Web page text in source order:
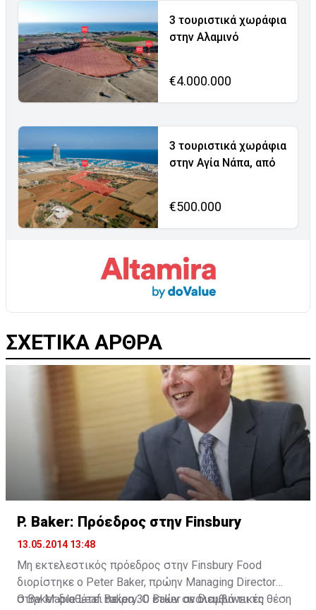
3 τουριστικά χωράφια
στην Αλαμινό
€4.000.000
3 τουριστικά χωράφια
στην Αγία Νάπα, από
€500.000
ΣΧΕΤΙΚΑ ΑΡΘΡΑ
P. Baker: Πρόεδρος στην Finsbury
13.05.2014 13:48
Μη εκτελεστικός πρόεδρος στην Finsbury Food
διορίστηκε ο Peter Baker, πρώην Managing Director
στην Maple Leaf Bakery. Ο Baker αναλαμβάνει τη θέση
O Baker διαθέτει πείρα 30 ετών σε διευθυντικές